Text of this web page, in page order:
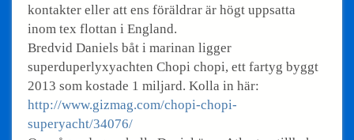
kontakter eller att ens föräldrar är högt uppsatta
inom tex flottan i England.
Bredvid Daniels båt i marinan ligger
superduperlyxyachten Chopi chopi, ett fartyg byggt
2013 som kostade 1 miljard. Kolla in här:
http://www.gizmag.com/chopi-chopi-
superyacht/34076/